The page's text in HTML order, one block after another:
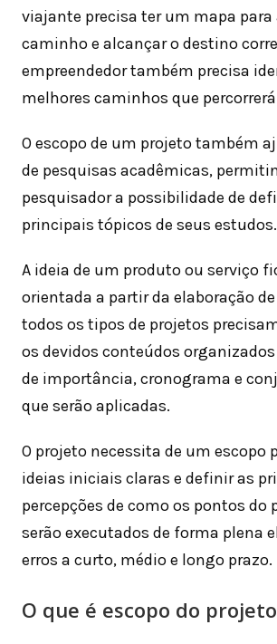
viajante precisa ter um mapa para
caminho e alcançar o destino
empreendedor também precisa
melhores caminhos que
O escopo de um projeto também
de pesquisas acadêmicas,
pesquisador a possibilidade de
principais tópicos de seus estudos.
A ideia de um produto ou serviço
orientada a partir da elaboração
todos os tipos de projetos
os devidos conteúdos
de importância, cronograma e
que serão aplicadas.
O projeto necessita de um escopo
ideias iniciais claras e definir as
percepções de como os pontos
serão executados de forma plena
erros a curto, médio e longo prazo.
O que é escopo do